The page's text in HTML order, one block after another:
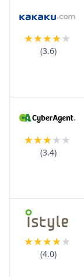
★★★★★
(3.6)
★★★★★
(3.4)
★★★★★
(4.0)